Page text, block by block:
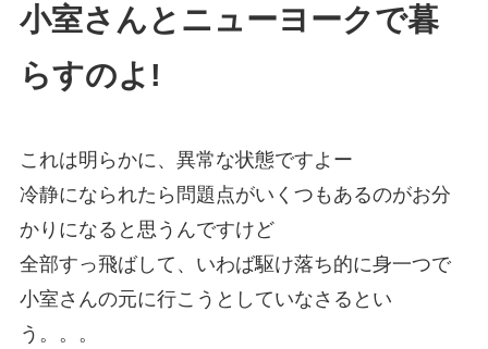
小室さんとニューヨークで暮
らすのよ!
これは明らかに、異常な状態ですよー
冷静になられたら問題点がいくつもあるのがお分
かりになると思うんですけど
全部すっ飛ばして、いわば駆け落ち的に身一つで
小室さんの元に行こうとしていなさるとい
う。。。